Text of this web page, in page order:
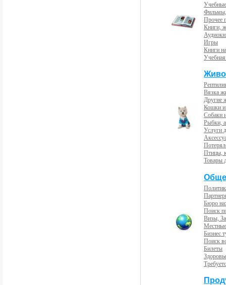
Прочее
Книги,
Игры
Книги
Вязка
Другие
Кошки и
Собаки
Рыбки,
Услуги
Птицы,
Товары
Бюро
Поиск
Визы,
Бизнес
Поиск
Билеты